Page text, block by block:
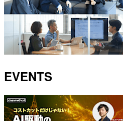
EVENTS